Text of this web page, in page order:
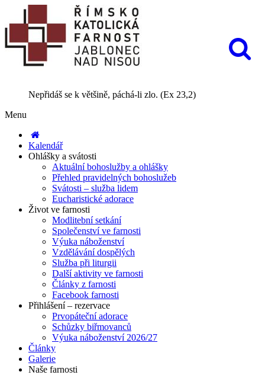
Nepřidáš se k většině, páchá-li zlo. (Ex 23,2)
Menu
Kalendář
Ohlášky a svátosti
Aktuální bohoslužby a ohlášky
Přehled pravidelných bohoslužeb
Svátosti – služba lidem
Eucharistické adorace
Život ve farnosti
Modlitební setkání
Společenství ve farnosti
Výuka náboženství
Vzdělávání dospělých
Služba při liturgii
Další aktivity ve farnosti
Články z farnosti
Facebook farnosti
Přihlášení – rezervace
Prvopáteční adorace
Schůzky biřmovanců
Výuka náboženství 2026/27
Články
Galerie
Naše farnosti